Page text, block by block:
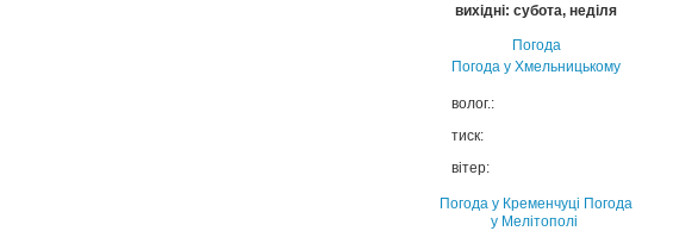
вихідні: субота, неділя
Погода
Погода у Хмельницькому
волог.:
тиск:
вітер:
Погода у Кременчуці Погода
у Мелітополі